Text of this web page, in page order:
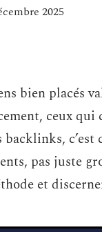
2025
bien placés
ceux qui
backlinks,
pas juste
et